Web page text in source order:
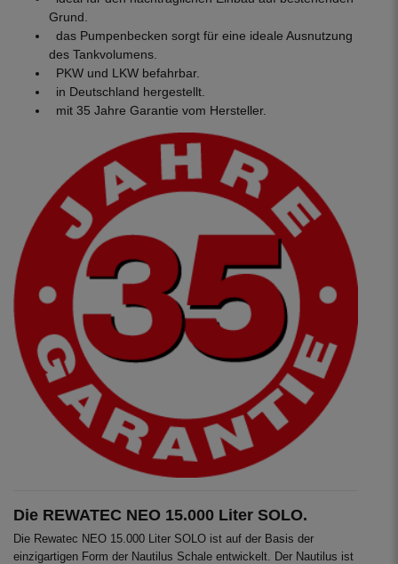
Grund.
das Pumpenbecken sorgt für eine ideale Ausnutzung
des Tankvolumens.
PKW und LKW befahrbar.
in Deutschland hergestellt.
mit 35 Jahre Garantie vom Hersteller.
Die REWATEC NEO 15.000 Liter SOLO.
Die Rewatec NEO 15.000 Liter SOLO ist auf der Basis der
einzigartigen Form der Nautilus Schale entwickelt. Der Nautilus ist